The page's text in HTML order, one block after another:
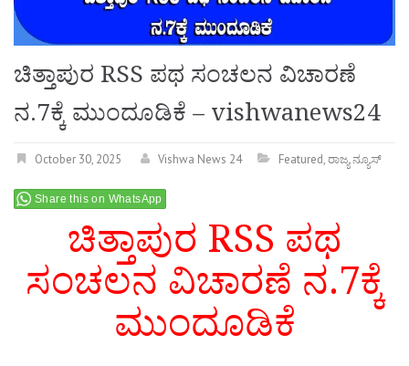
ಚಿತ್ತಾಪುರ RSS ಪಥ ಸಂಚಲನ ವಿಚಾರಣೆ
ನ.7ಕ್ಕೆ ಮುಂದೂಡಿಕೆ – vishwanews24
October 30, 2025 Vishwa News 24 Featured,ರಾಜ್ಯ ನ್ಯೂಸ್
Share this on WhatsApp
ಚಿತ್ತಾಪುರ RSS ಪಥ
ಸಂಚಲನ ವಿಚಾರಣೆ ನ.7ಕ್ಕೆ
ಮುಂದೂಡಿಕೆ